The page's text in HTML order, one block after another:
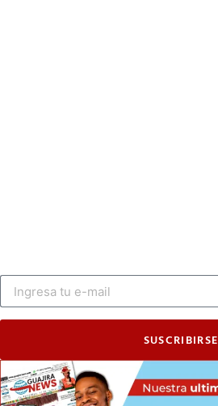
SUSCRIBIRSE